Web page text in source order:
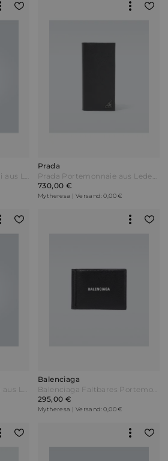
Thom Browne Kartenetui aus Leder Schwarz
Prada
Prada Portemonnaie aus Leder Schwarz
730,00 €
Mytheresa | Versand: 0,00 €
Saint Laurent Kartenetui aus Leder Schwarz
Balenciaga
Balenciaga Faltbares Portemonnaie aus Leder Schwarz
295,00 €
Mytheresa | Versand: 0,00 €